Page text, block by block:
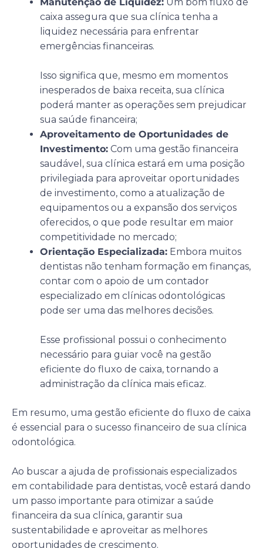
caixa assegura que sua clínica tenha a
liquidez necessária para enfrentar
emergências financeiras.
Isso significa que, mesmo em momentos
inesperados de baixa receita, sua clínica
poderá manter as operações sem prejudicar
sua saúde financeira;
Aproveitamento de Oportunidades de
Investimento: Com uma gestão financeira
saudável, sua clínica estará em uma posição
privilegiada para aproveitar oportunidades
de investimento, como a atualização de
equipamentos ou a expansão dos serviços
oferecidos, o que pode resultar em maior
competitividade no mercado;
Orientação Especializada: Embora muitos
dentistas não tenham formação em finanças,
contar com o apoio de um contador
especializado em clínicas odontológicas
pode ser uma das melhores decisões.
Esse profissional possui o conhecimento
necessário para guiar você na gestão
eficiente do fluxo de caixa, tornando a
administração da clínica mais eficaz.
Em resumo, uma gestão eficiente do fluxo de caixa
é essencial para o sucesso financeiro de sua clínica
odontológica.
Ao buscar a ajuda de profissionais especializados
em contabilidade para dentistas, você estará dando
um passo importante para otimizar a saúde
financeira da sua clínica, garantir sua
sustentabilidade e aproveitar as melhores
oportunidades de crescimento.